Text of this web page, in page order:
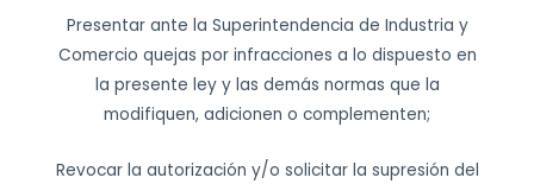
Presentar ante la Superintendencia de Industria y
Comercio quejas por infracciones a lo dispuesto en
la presente ley y las demás normas que la
modifiquen, adicionen o complementen;
Revocar la autorización y/o solicitar la supresión del